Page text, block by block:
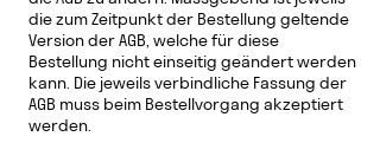
die zum Zeitpunkt der Bestellung geltende
Version der AGB, welche für diese
Bestellung nicht einseitig geändert werden
kann. Die jeweils verbindliche Fassung der
AGB muss beim Bestellvorgang akzeptiert
werden.